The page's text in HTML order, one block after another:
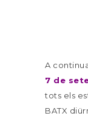
A
7 de
tots els
BATX